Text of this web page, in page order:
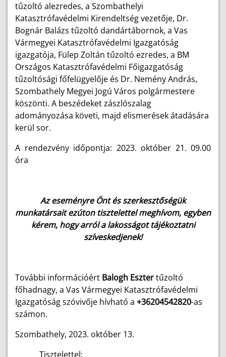
tűzoltó alezredes, a Szombathelyi
Katasztrófavédelmi Kirendeltség vezetője, Dr.
Bognár Balázs tűzoltó dandártábornok, a Vas
Vármegyei Katasztrófavédelmi Igazgatóság
igazgatója, Fülep Zoltán tűzoltó ezredes, a BM
Országos Katasztrófavédelmi Főigazgatóság
tűzoltósági főfelügyelője és Dr. Nemény András,
Szombathely Megyei Jogú Város polgármestere
köszönti. A beszédeket zászlószalag
adományozása követi, majd elismerések átadására
kerül sor.
A rendezvény időpontja: 2023. október 21. 09.00
óra
Az eseményre Önt és szerkesztőségük
munkatársait ezúton tisztelettel meghívom, egyben
kérem, hogy arról a lakosságot tájékoztatni
szíveskedjenek!
További információért Balogh Esztertűzoltó
főhadnagy, a Vas Vármegyei Katasztrófavédelmi
Igazgatóság szóvivője hívható a +36204542820-as
számon.
Szombathely, 2023. október 13.
Tisztelettel: